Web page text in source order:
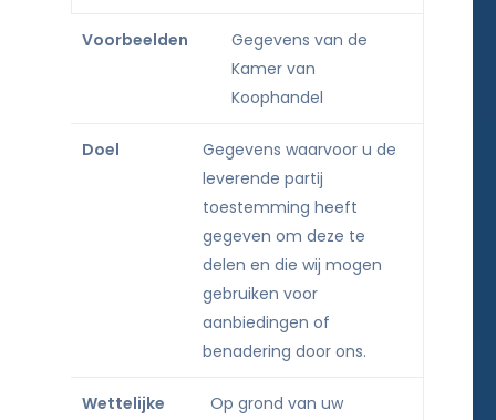
Gegevens van de
Kamer van
Koophandel
Gegevens waarvoor u de
leverende partij
toestemming heeft
gegeven om deze te
delen en die wij mogen
gebruiken voor
aanbiedingen of
benadering door ons.
Op grond van uw